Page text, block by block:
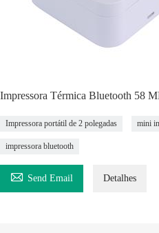
Impressora Térmica Bluetooth 58
Impressora portátil de 2 polegadas mini
impressora bluetooth
 Send Email Detalhes